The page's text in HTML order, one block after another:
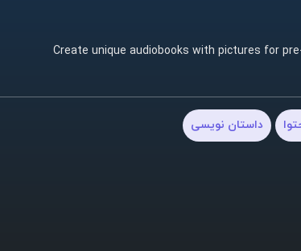
Create unique audiobooks with pictures for
داستان نویسی